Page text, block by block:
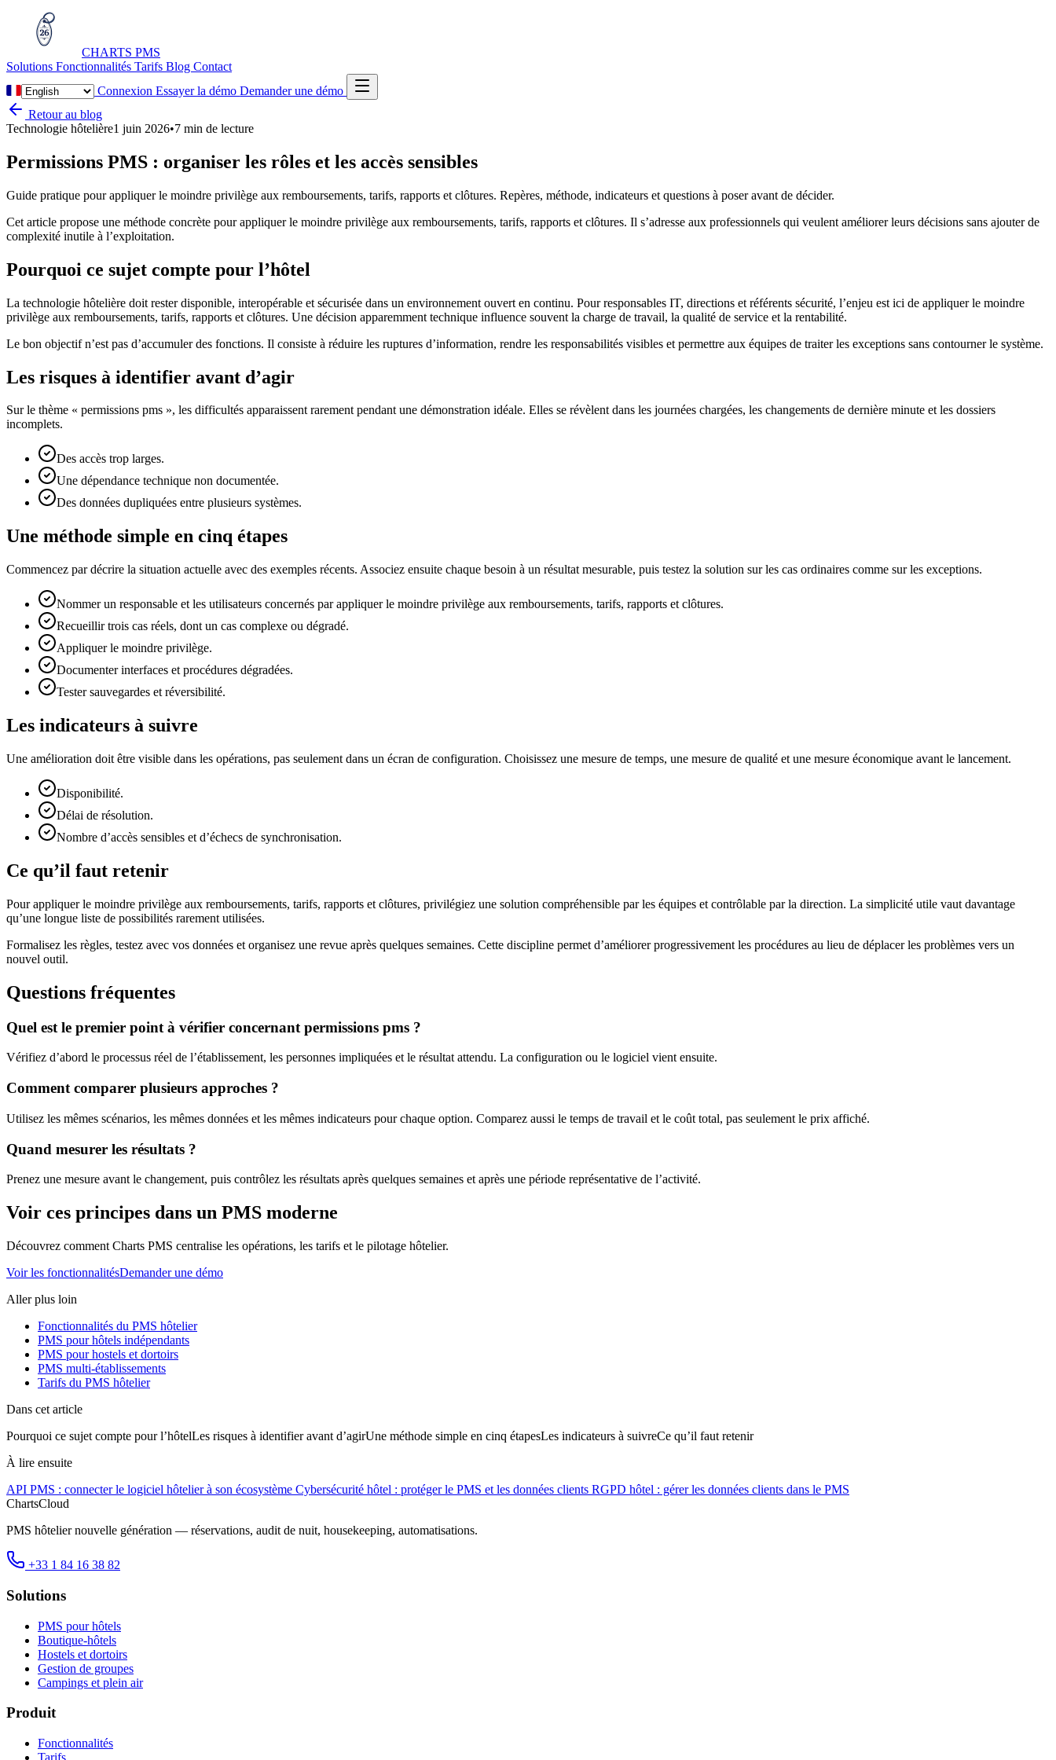
CHARTS PMS
Solutions Fonctionnalités Tarifs Blog Contact
ConnexionEssayer la démoDemander une démo
Retour au blog
Technologie hôtelière1 juin 2026•7 min de lecture
Permissions PMS : organiser les rôles et les accès sensibles
Guide pratique pour appliquer le moindre privilège aux remboursements, tarifs, rapports et clôtures. Repères, méthode, indicateurs et questions à poser avant de décider.
Cet article propose une méthode concrète pour appliquer le moindre privilège aux remboursements, tarifs, rapports et clôtures. Il s’adresse aux professionnels qui veulent améliorer leurs décisions sans ajouter de
complexité inutile à l’exploitation.
Pourquoi ce sujet compte pour l’hôtel
La technologie hôtelière doit rester disponible, interopérable et sécurisée dans un environnement ouvert en continu. Pour responsables IT, directions et référents sécurité, l’enjeu est ici de appliquer le moindre
privilège aux remboursements, tarifs, rapports et clôtures. Une décision apparemment technique influence souvent la charge de travail, la qualité de service et la rentabilité.
Le bon objectif n’est pas d’accumuler des fonctions. Il consiste à réduire les ruptures d’information, rendre les responsabilités visibles et permettre aux équipes de traiter les exceptions sans contourner le système.
Les risques à identifier avant d’agir
Sur le thème « permissions pms », les difficultés apparaissent rarement pendant une démonstration idéale. Elles se révèlent dans les journées chargées, les changements de dernière minute et les dossiers
incomplets.
Des accès trop larges.
Une dépendance technique non documentée.
Des données dupliquées entre plusieurs systèmes.
Une méthode simple en cinq étapes
Commencez par décrire la situation actuelle avec des exemples récents. Associez ensuite chaque besoin à un résultat mesurable, puis testez la solution sur les cas ordinaires comme sur les exceptions.
Nommer un responsable et les utilisateurs concernés par appliquer le moindre privilège aux remboursements, tarifs, rapports et clôtures.
Recueillir trois cas réels, dont un cas complexe ou dégradé.
Appliquer le moindre privilège.
Documenter interfaces et procédures dégradées.
Tester sauvegardes et réversibilité.
Les indicateurs à suivre
Une amélioration doit être visible dans les opérations, pas seulement dans un écran de configuration. Choisissez une mesure de temps, une mesure de qualité et une mesure économique avant le lancement.
Disponibilité.
Délai de résolution.
Nombre d’accès sensibles et d’échecs de synchronisation.
Ce qu’il faut retenir
Pour appliquer le moindre privilège aux remboursements, tarifs, rapports et clôtures, privilégiez une solution compréhensible par les équipes et contrôlable par la direction. La simplicité utile vaut davantage
qu’une longue liste de possibilités rarement utilisées.
Formalisez les règles, testez avec vos données et organisez une revue après quelques semaines. Cette discipline permet d’améliorer progressivement les procédures au lieu de déplacer les problèmes vers un
nouvel outil.
Questions fréquentes
Quel est le premier point à vérifier concernant permissions pms ?
Vérifiez d’abord le processus réel de l’établissement, les personnes impliquées et le résultat attendu. La configuration ou le logiciel vient ensuite.
Comment comparer plusieurs approches ?
Utilisez les mêmes scénarios, les mêmes données et les mêmes indicateurs pour chaque option. Comparez aussi le temps de travail et le coût total, pas seulement le prix affiché.
Quand mesurer les résultats ?
Prenez une mesure avant le changement, puis contrôlez les résultats après quelques semaines et après une période représentative de l’activité.
Voir ces principes dans un PMS moderne
Découvrez comment Charts PMS centralise les opérations, les tarifs et le pilotage hôtelier.
Voir les fonctionnalitésDemander une démo
Aller plus loin
Fonctionnalités du PMS hôtelier
PMS pour hôtels indépendants
PMS pour hostels et dortoirs
PMS multi-établissements
Tarifs du PMS hôtelier
Dans cet article
Pourquoi ce sujet compte pour l’hôtelLes risques à identifier avant d’agirUne méthode simple en cinq étapesLes indicateurs à suivreCe qu’il faut retenir
À lire ensuite
API PMS : connecter le logiciel hôtelier à son écosystème Cybersécurité hôtel : protéger le PMS et les données clients RGPD hôtel : gérer les données clients dans le PMS
ChartsCloud
PMS hôtelier nouvelle génération — réservations, audit de nuit, housekeeping, automatisations.
+33 1 84 16 38 82
Solutions
PMS pour hôtels
Boutique-hôtels
Hostels et dortoirs
Gestion de groupes
Campings et plein air
Produit
Fonctionnalités
Tarifs